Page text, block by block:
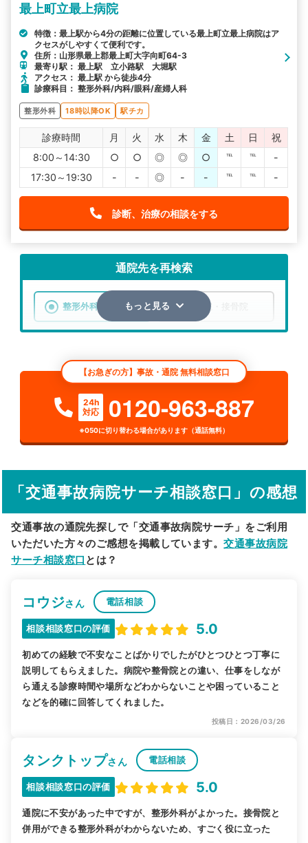
詳細条件で絞り込む
その他の検索方法
駅から探す
最上町立最上病院
特徴：最上駅から4分の距離に位置している最上町立最上病院はア
クセスがしやすくて便利です。
住所：山形県最上郡最上町大字向町64-3
最寄り駅： 最上駅 立小路駅 大堀駅
アクセス： 最上駅 から徒歩4分
診療科目： 整形外科/内科/眼科/産婦人科
整形外科 18時以降OK 駅チカ
診療時間 月 火 水 木 金 土 日
祝
8:00～14:30
○ ○ ◎ ◎ ○ ℡ ℡
-
17:30～19:30
- - ◎ - - ℡ ℡ -
診断、治療の相談をする
通院先を再検索
整形外科 整骨院・接骨院
検索する
詳細条件で絞り込む
その他の検索方法
駅から探す 院名から探す
もっと見る
【お急ぎの方】事故・通院 無料相談窓口
24h
対応
0120-963-887
※050に切り替わる場合があります（通話無料）
「交通事故病院サーチ相談窓口」の感想
交通事故の通院先探しで「交通事故病院サーチ」をご利用
いただいた方々のご感想を掲載しています。交通事故病院
サーチ相談窓口 とは？
コウジさん 電話相談
相談相談窓口の評価 5.0
初めての経験で不安なことばかりでしたがひとつひとつ丁寧に
説明してもらえました。病院や整骨院との違い、仕事をしなが
ら通える診療時間や場所などわからないことや困っていること
などを的確に回答してくれました。
投稿日：2026/03/26
タンクトップさん 電話相談
相談相談窓口の評価 5.0
通院に不安があった中ですが、整形外科がよかった。接骨院と
併用ができる整形外科がわからないため、すごく役に立った